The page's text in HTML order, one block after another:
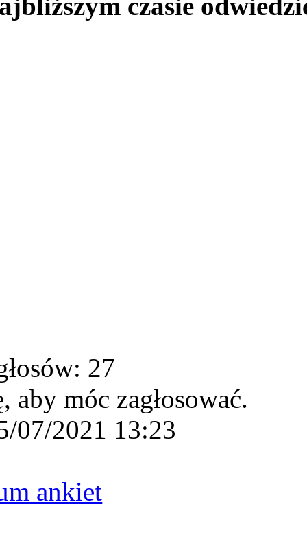
27
aby móc zagłosować.
07/2021 13:23
ankiet